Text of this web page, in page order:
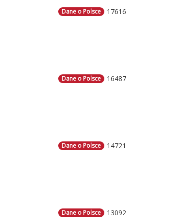
17616
Dane o Polsce
16487
Dane o Polsce
14721
Dane o Polsce
13092
Dane o Polsce